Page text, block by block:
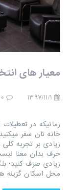
معیار های
۱۳۹۷/۱۱/۱ ۰ نظر
زمانیکه در
خانه تان سفر
زیادی بر تجربه
حرف بدان معنا
زیادی صرف کنید؛
محل اسکان گزینه